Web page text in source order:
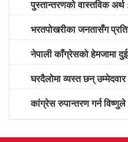
पुस्तान्तरणको वास्तविक अर्थ : अभिभावक
भरतपोखरीका जनतासँग
नेपाली काँग्रेसको हेमजामा
घरदैलोमा व्यस्त छन् उम्मेदवार
कांग्रेस रुपान्तरण गर्न विष्णुले